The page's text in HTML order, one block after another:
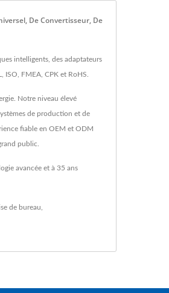
De Convertisseur, De
intelligents, des adaptateurs
FMEA, CPK et RoHS.
Notre niveau élevé
de production et de
fiable en OEM et ODM
public.
avancée et à 35 ans
de bureau